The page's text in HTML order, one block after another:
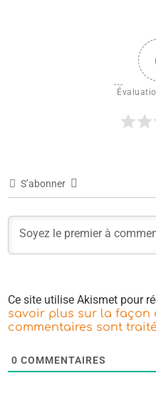
S’abonner
Ce site utilise Akismet pour
savoir plus sur la façon
commentaires sont
0 COMMENTAIRES